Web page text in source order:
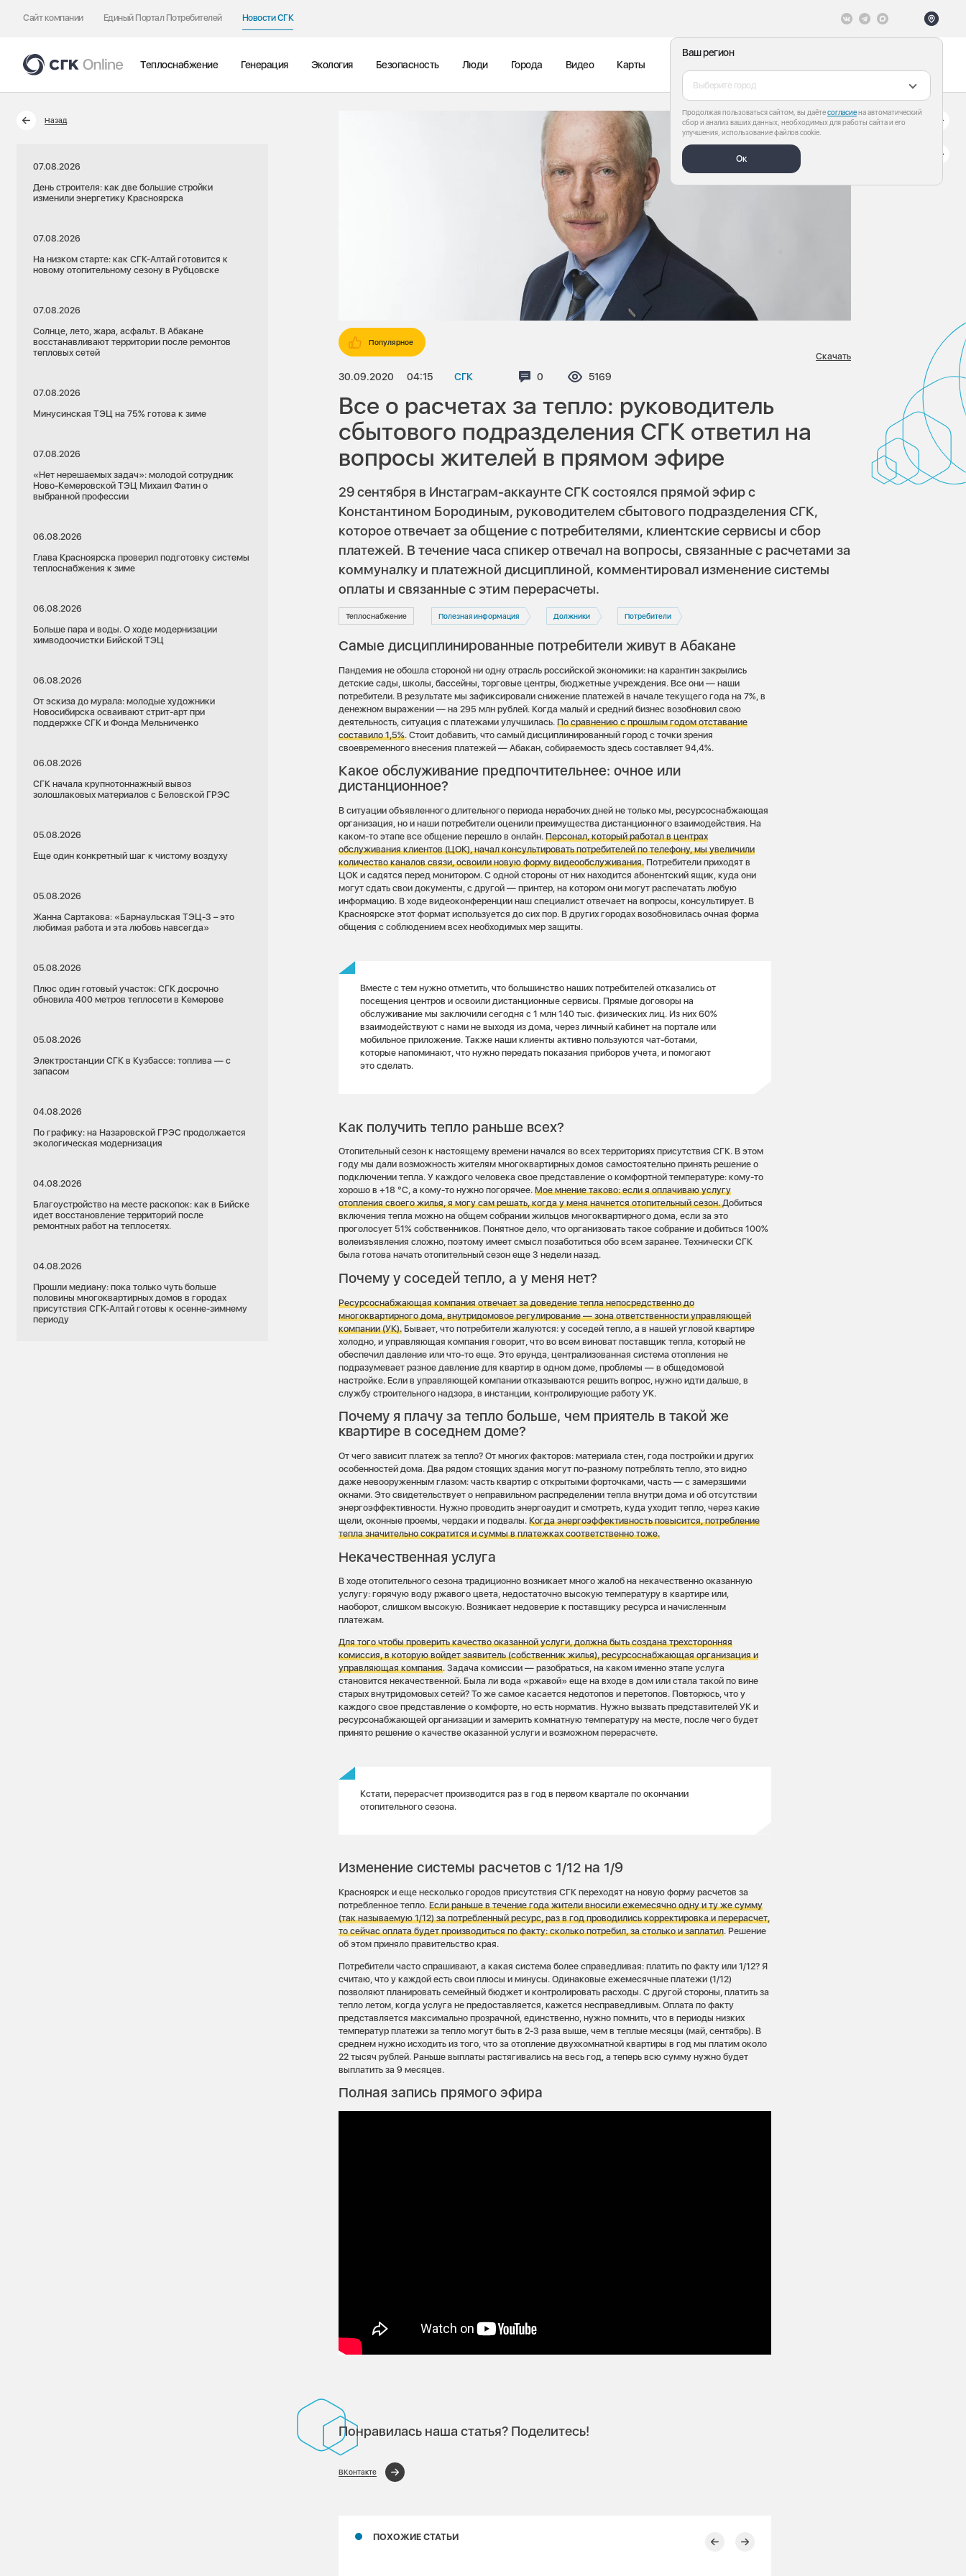
Сайт компании Единый Портал Потребителей Новости СГК
Ваш регион
Выберите город
Продолжая пользоваться сайтом, вы даётесогласиена автоматический
сбор и анализ ваших данных, необходимых для работы сайта и его
улучшения, использование файлов cookie.
Ок
Теплоснабжение Генерация Экология Безопасность Люди Города Видео Карты
Назад
07.08.2026
День строителя: как две большие стройки
изменили энергетику Красноярска
07.08.2026
На низком старте: как СГК-Алтай готовится к
новому отопительному сезону в Рубцовске
07.08.2026
Солнце, лето, жара, асфальт. В Абакане
восстанавливают территории после ремонтов
тепловых сетей
07.08.2026
Минусинская ТЭЦ на 75% готова к зиме
07.08.2026
«Нет нерешаемых задач»: молодой сотрудник
Ново-Кемеровской ТЭЦ Михаил Фатин о
выбранной профессии
06.08.2026
Глава Красноярска проверил подготовку системы
теплоснабжения к зиме
06.08.2026
Больше пара и воды. О ходе модернизации
химводоочистки Бийской ТЭЦ
06.08.2026
От эскиза до мурала: молодые художники
Новосибирска осваивают стрит-арт при
поддержке СГК и Фонда Мельниченко
06.08.2026
СГК начала крупнотоннажный вывоз
золошлаковых материалов с Беловской ГРЭС
05.08.2026
Еще один конкретный шаг к чистому воздуху
05.08.2026
Жанна Сартакова: «Барнаульская ТЭЦ-3 – это
любимая работа и эта любовь навсегда»
05.08.2026
Плюс один готовый участок: СГК досрочно
обновила 400 метров теплосети в Кемерове
05.08.2026
Электростанции СГК в Кузбассе: топлива — с
запасом
04.08.2026
По графику: на Назаровской ГРЭС продолжается
экологическая модернизация
04.08.2026
Благоустройство на месте раскопок: как в Бийске
идет восстановление территорий после
ремонтных работ на теплосетях.
04.08.2026
Прошли медиану: пока только чуть больше
половины многоквартирных домов в городах
присутствия СГК-Алтай готовы к осенне-зимнему
периоду
Популярное
30.09.2020 04:15 СГК Комментариев:
0 Просмотров:
5169
Скачать
Все о расчетах за тепло: руководитель
сбытового подразделения СГК ответил на
вопросы жителей в прямом эфире
29 сентября в Инстаграм-аккаунте СГК состоялся прямой эфир с
Константином Бородиным, руководителем сбытового подразделения СГК,
которое отвечает за общение с потребителями, клиентские сервисы и сбор
платежей. В течение часа спикер отвечал на вопросы, связанные с расчетами за
коммуналку и платежной дисциплиной, комментировал изменение системы
оплаты и связанные с этим перерасчеты.
Теплоснабжение Полезная информация Должники Потребители
Самые дисциплинированные потребители живут в Абакане
Пандемия не обошла стороной ни одну отрасль российской экономики: на карантин закрылись
детские сады, школы, бассейны, торговые центры, бюджетные учреждения. Все они — наши
потребители. В результате мы зафиксировали снижение платежей в начале текущего года на 7%, в
денежном выражении — на 295 млн рублей. Когда малый и средний бизнес возобновил свою
деятельность, ситуация с платежами улучшилась.По сравнению с прошлым годом отставание
составило 1,5%. Стоит добавить, что самый дисциплинированный город с точки зрения
своевременного внесения платежей — Абакан, собираемость здесь составляет 94,4%.
Какое обслуживание предпочтительнее: очное или
дистанционное?
В ситуации объявленного длительного периода нерабочих дней не только мы, ресурсоснабжающая
организация, но и наши потребители оценили преимущества дистанционного взаимодействия. На
каком-то этапе все общение перешло в онлайн.Персонал, который работал в центрах
обслуживания клиентов (ЦОК), начал консультировать потребителей по телефону, мы увеличили
количество каналов связи, освоили новую форму видеообслуживания. Потребители приходят в
ЦОК и садятся перед монитором. С одной стороны от них находится абонентский ящик, куда они
могут сдать свои документы, с другой — принтер, на котором они могут распечатать любую
информацию. В ходе видеоконференции наш специалист отвечает на вопросы, консультирует. В
Красноярске этот формат используется до сих пор. В других городах возобновилась очная форма
общения с соблюдением всех необходимых мер защиты.
Вместе с тем нужно отметить, что большинство наших потребителей отказались от
посещения центров и освоили дистанционные сервисы. Прямые договоры на
обслуживание мы заключили сегодня с 1 млн 140 тыс. физических лиц. Из них 60%
взаимодействуют с нами не выходя из дома, через личный кабинет на портале или
мобильное приложение. Также наши клиенты активно пользуются чат-ботами,
которые напоминают, что нужно передать показания приборов учета, и помогают
это сделать.
Как получить тепло раньше всех?
Отопительный сезон к настоящему времени начался во всех территориях присутствия СГК. В этом
году мы дали возможность жителям многоквартирных домов самостоятельно принять решение о
подключении тепла. У каждого человека свое представление о комфортной температуре: кому-то
хорошо в +18 °С, а кому-то нужно погорячее.Мое мнение таково: если я оплачиваю услугу
отопления своего жилья, я могу сам решать, когда у меня начнется отопительный сезон.Добиться
включения тепла можно на общем собрании жильцов многоквартирного дома, если за это
проголосует 51% собственников. Понятное дело, что организовать такое собрание и добиться 100%
волеизъявления сложно, поэтому имеет смысл позаботиться обо всем заранее. Технически СГК
была готова начать отопительный сезон еще 3 недели назад.
Почему у соседей тепло, а у меня нет?
Ресурсоснабжающая компания отвечает за доведение тепла непосредственно до
многоквартирного дома, внутридомовое регулирование — зона ответственности управляющей
компании (УК). Бывает, что потребители жалуются: у соседей тепло, а в нашей угловой квартире
холодно, и управляющая компания говорит, что во всем виноват поставщик тепла, который не
обеспечил давление или что-то еще. Это ерунда, централизованная система отопления не
подразумевает разное давление для квартир в одном доме, проблемы — в общедомовой
настройке. Если в управляющей компании отказываются решить вопрос, нужно идти дальше, в
службу строительного надзора, в инстанции, контролирующие работу УК.
Почему я плачу за тепло больше, чем приятель в такой же
квартире в соседнем доме?
От чего зависит платеж за тепло? От многих факторов: материала стен, года постройки и других
особенностей дома. Два рядом стоящих здания могут по-разному потреблять тепло, это видно
даже невооруженным глазом: часть квартир с открытыми форточками, часть — с замерзшими
окнами. Это свидетельствует о неправильном распределении тепла внутри дома и об отсутствии
энергоэффективности. Нужно проводить энергоаудит и смотреть, куда уходит тепло, через какие
щели, оконные проемы, чердаки и подвалы.Когда энергоэффективность повысится, потребление
тепла значительно сократится и суммы в платежках соответственно тоже.
Некачественная услуга
В ходе отопительного сезона традиционно возникает много жалоб на некачественно оказанную
услугу: горячую воду ржавого цвета, недостаточно высокую температуру в квартире или,
наоборот, слишком высокую. Возникает недоверие к поставщику ресурса и начисленным
платежам.
Для того чтобы проверить качество оказанной услуги, должна быть создана трехсторонняя
комиссия, в которую войдет заявитель (собственник жилья), ресурсоснабжающая организация и
управляющая компания. Задача комиссии — разобраться, на каком именно этапе услуга
становится некачественной. Была ли вода «ржавой» еще на входе в дом или стала такой по вине
старых внутридомовых сетей? То же самое касается недотопов и перетопов. Повторюсь, что у
каждого свое представление о комфорте, но есть норматив. Нужно вызвать представителей УК и
ресурсонабжающей организации и замерить комнатную температуру на месте, после чего будет
принято решение о качестве оказанной услуги и возможном перерасчете.
Кстати, перерасчет производится раз в год в первом квартале по окончании
отопительного сезона.
Изменение системы расчетов с 1/12 на 1/9
Красноярск и еще несколько городов присутствия СГК переходят на новую форму расчетов за
потребленное тепло.Если раньше в течение года жители вносили ежемесячно одну и ту же сумму
(так называемую 1/12) за потребленный ресурс, раз в год проводились корректировка и перерасчет,
то сейчас оплата будет производиться по факту: сколько потребил, за столько и заплатил. Решение
об этом приняло правительство края.
Потребители часто спрашивают, а какая система более справедливая: платить по факту или 1/12? Я
считаю, что у каждой есть свои плюсы и минусы. Одинаковые ежемесячные платежи (1/12)
позволяют планировать семейный бюджет и контролировать расходы. С другой стороны, платить за
тепло летом, когда услуга не предоставляется, кажется несправедливым. Оплата по факту
представляется максимально прозрачной, единственно, нужно помнить, что в периоды низких
температур платежи за тепло могут быть в 2-3 раза выше, чем в теплые месяцы (май, сентябрь). В
среднем нужно исходить из того, что за отопление двухкомнатной квартиры в год мы платим около
22 тысяч рублей. Раньше выплаты растягивались на весь год, а теперь всю сумму нужно будет
выплатить за 9 месяцев.
Полная запись прямого эфира
Понравилась наша статья? Поделитесь!
ВКонтакте
ПОХОЖИЕ СТАТЬИ